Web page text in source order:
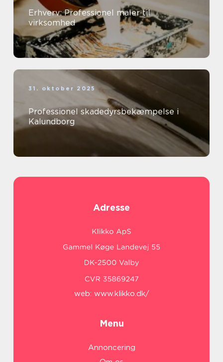
Erhverv: Professionel maler til
virksomhed
31. oktober 2025
Professionel skadedyrsbekæmpelse i
Kalundborg
Adresse
web: www.klikko.dk/
Menu
Annoncering